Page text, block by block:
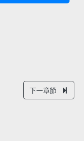
下一章節